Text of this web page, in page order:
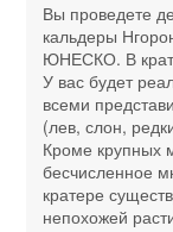
Вы проведете
кальдеры
ЮНЕСКО. В
У вас будет
всеми
(лев, слон,
Кроме крупных
бесчисленное
кратере
непохожей